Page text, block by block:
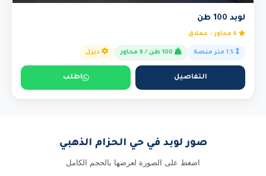
لوبد 100 طن
ديزل
التفاصيل اطلب
صور لوبد في حي الحزام الذهبي
اضغط على الصورة لعرضها بالحجم الكامل